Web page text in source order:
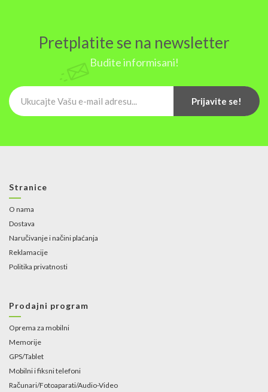
Pretplatite se na newsletter
Budite informisani!
Prijavite se!
Stranice
O nama
Dostava
Naručivanje i načini plaćanja
Reklamacije
Politika privatnosti
Prodajni program
Oprema za mobilni
Memorije
GPS/Tablet
Mobilni i fiksni telefoni
Računari/Fotoaparati/Audio-Video